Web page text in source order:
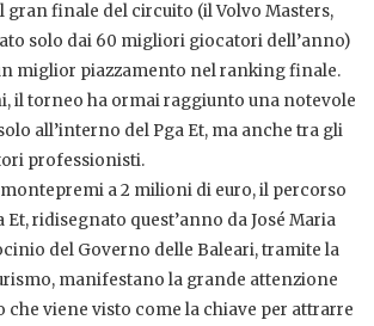
gran finale del circuito (il Volvo Masters,
solo dai 60 migliori giocatori dell’anno)
miglior piazzamento nel ranking finale.
il torneo ha ormai raggiunto una notevole
all’interno del Pga Et, ma anche tra gli
professionisti.
a 2 milioni di euro, il percorso
Et, ridisegnato quest’anno da José Maria
del Governo delle Baleari, tramite la
manifestano la grande attenzione
che viene visto come la chiave per attrarre